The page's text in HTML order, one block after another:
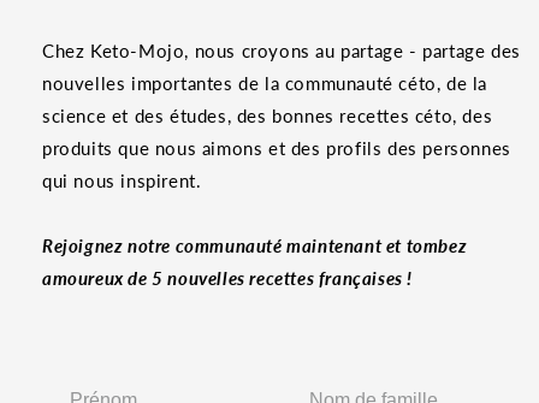
Chez Keto-Mojo, nous croyons au partage - partage des
nouvelles importantes de la communauté céto, de la
science et des études, des bonnes recettes céto, des
produits que nous aimons et des profils des personnes
qui nous inspirent.
Rejoignez notre communauté maintenant et tombez
amoureux de 5 nouvelles recettes françaises !